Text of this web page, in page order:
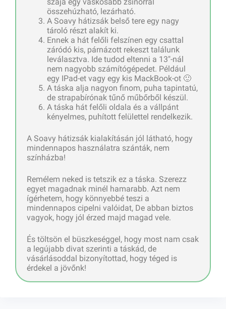
összehúzható, lezárható.
A Soavy hátizsák belső tere egy nagy
tároló részt alakít ki.
Ennek a hát felőli felszínen egy csattal
záródó kis, párnázott rekeszt találunk
leválasztva. Ide tudod eltenni a 13″-nál
nem nagyobb számítógépedet. Például
egy IPad-et vagy egy kis MackBook-ot 🙂
A táska alja nagyon finom, puha tapintatú,
de strapabírónak tűnő műbőrből készül.
A táska hát felőli oldala és a vállpánt
kényelmes, puhított felülettel rendelkezik.
A Soavy hátizsák kialakításán jól látható, hogy
mindennapos használatra szánták, nem
színházba!
Remélem neked is tetszik ez a táska. Szerezz
egyet magadnak minél hamarabb. Azt nem
ígérhetem, hogy könnyebbé teszi a
mindennapos cipelni valóidat, De abban biztos
vagyok, hogy jól érzed majd magad vele.
És töltsön el büszkeséggel, hogy most nam csak
a legújabb divat szerinti a táskád, de
vásárlásoddal bizonyítottad, hogy téged is
érdekel a jövőnk!